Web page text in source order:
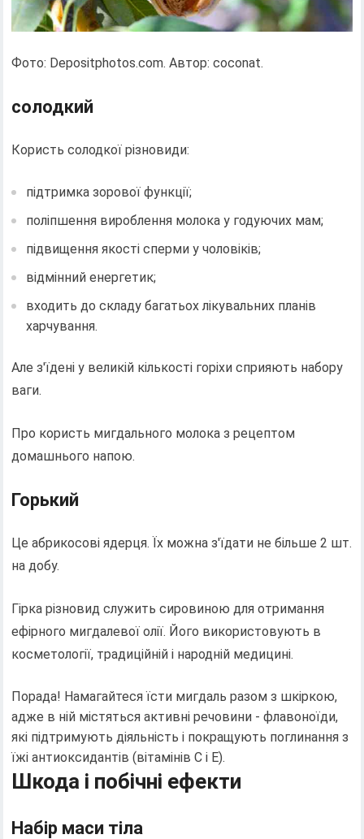
Фото: Depositphotos.com. Автор: coconat.
солодкий
Користь солодкої різновиди:
підтримка зорової функції;
поліпшення вироблення молока у годуючих мам;
підвищення якості сперми у чоловіків;
відмінний енергетик;
входить до складу багатьох лікувальних планів
харчування.
Але з'їдені у великій кількості горіхи сприяють набору
ваги.
Про користь мигдального молока з рецептом
домашнього напою.
Горький
Це абрикосові ядерця. Їх можна з'їдати не більше 2 шт.
на добу.
Гірка різновид служить сировиною для отримання
ефірного мигдалевої олії. Його використовують в
косметології, традиційній і народній медицині.
Порада! Намагайтеся їсти мигдаль разом з шкіркою,
адже в ній містяться активні речовини - флавоноїди,
які підтримують діяльність і покращують поглинання з
їжі антиоксидантів (вітамінів C і E).
Шкода і побічні ефекти
Набір маси тіла